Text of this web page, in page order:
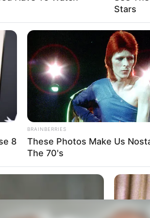
is elegendő lehet). Elhunyt
kapnak. Létfontosságú segítség a
élők számára bír kiemelt
és a mindennapi kiadások mellett a
bevétellel. Az idősek a pénzt
gyógyszerekre, vagy a
Stars
8
BRAINBERRIES
These Photos Make Us
The 70's